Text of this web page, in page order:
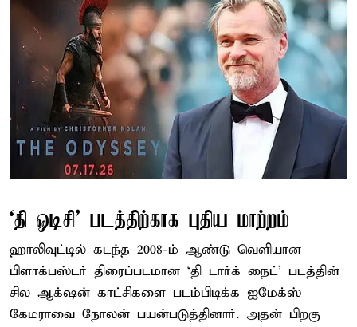
‘தி ஒடிசி’ படத்திற்காக புதிய மாற்றம்
ஹாலிவுட்டில் கடந்த 2008-ம் ஆண்டு வெளியான
பிளாக்பஸ்டர் திரைப்படமான ‘தி டார்க் நைட்’ படத்தின்
சில ஆக்‌ஷன் காட்சிகளை படம்பிடிக்க ஐமேக்ஸ்
கேமராவை நோலன் பயன்படுத்தினார். அதன் பிறகு